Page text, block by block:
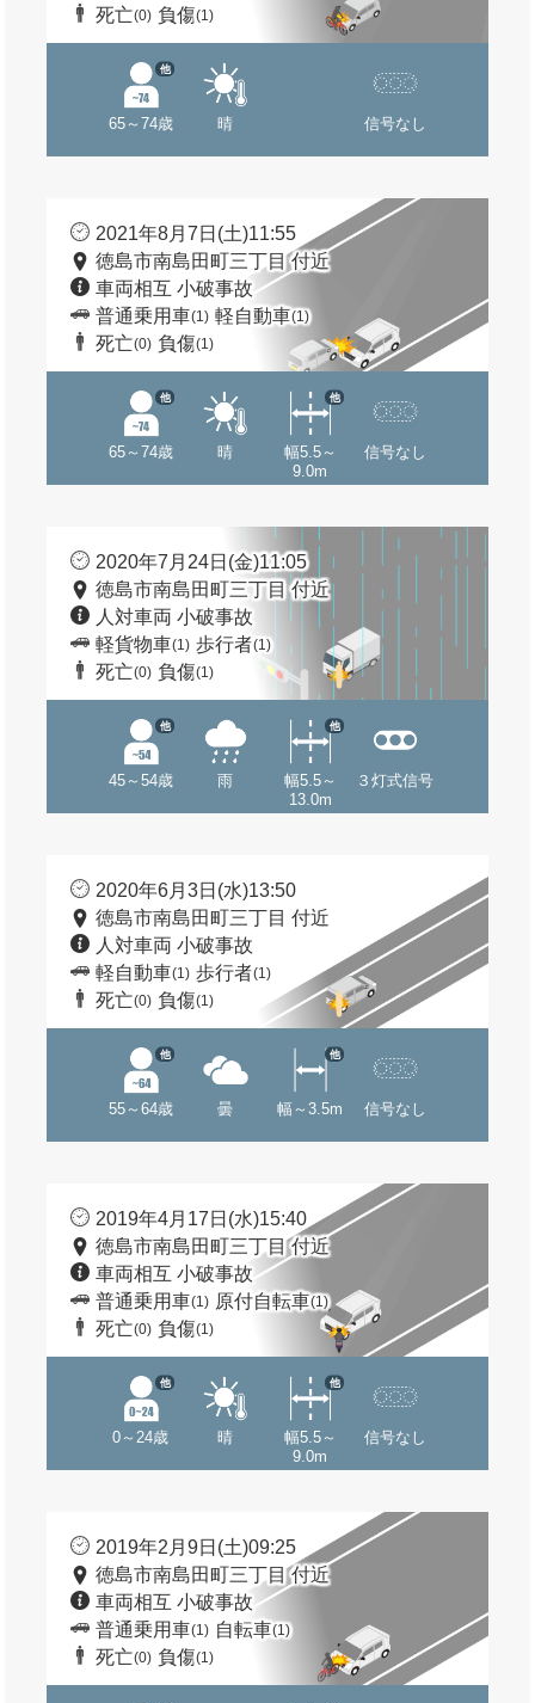
死亡(0) 負傷(1)
65～74歳
他
晴 信号なし
2021年8月7日(土)11:55
徳島市南島田町三丁目 付近
車両相互 小破事故
普通乗用車(1) 軽自動車(1)
死亡(0) 負傷(1)
65～74歳
他
晴
幅5.5～
9.0m
他
信号なし
2020年7月24日(金)11:05
徳島市南島田町三丁目 付近
人対車両 小破事故
軽貨物車(1) 歩行者(1)
死亡(0) 負傷(1)
45～54歳
他
雨
幅5.5～
13.0m
他
３灯式信号
2020年6月3日(水)13:50
徳島市南島田町三丁目 付近
人対車両 小破事故
軽自動車(1) 歩行者(1)
死亡(0) 負傷(1)
55～64歳
他
曇 幅～3.5m
他
信号なし
2019年4月17日(水)15:40
徳島市南島田町三丁目 付近
車両相互 小破事故
普通乗用車(1) 原付自転車(1)
死亡(0) 負傷(1)
0～24歳
他
晴
幅5.5～
9.0m
他
信号なし
2019年2月9日(土)09:25
徳島市南島田町三丁目 付近
車両相互 小破事故
普通乗用車(1) 自転車(1)
死亡(0) 負傷(1)